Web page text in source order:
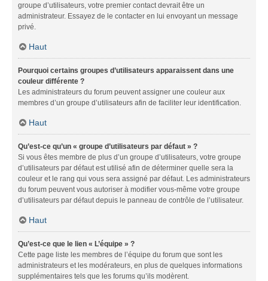
groupe d’utilisateurs, votre premier contact devrait être un
administrateur. Essayez de le contacter en lui envoyant un message
privé.
Haut
Pourquoi certains groupes d’utilisateurs apparaissent dans une
couleur différente ?
Les administrateurs du forum peuvent assigner une couleur aux
membres d’un groupe d’utilisateurs afin de faciliter leur identification.
Haut
Qu’est-ce qu’un « groupe d’utilisateurs par défaut » ?
Si vous êtes membre de plus d’un groupe d’utilisateurs, votre groupe
d’utilisateurs par défaut est utilisé afin de déterminer quelle sera la
couleur et le rang qui vous sera assigné par défaut. Les administrateurs
du forum peuvent vous autoriser à modifier vous-même votre groupe
d’utilisateurs par défaut depuis le panneau de contrôle de l’utilisateur.
Haut
Qu’est-ce que le lien « L’équipe » ?
Cette page liste les membres de l’équipe du forum que sont les
administrateurs et les modérateurs, en plus de quelques informations
supplémentaires tels que les forums qu’ils modèrent.